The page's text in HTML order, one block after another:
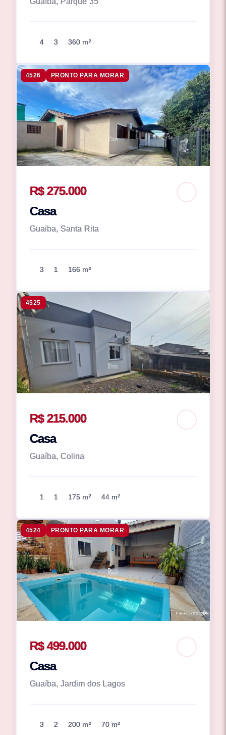
4 3 360 m²
4526 PRONTO PARA MORAR
R$ 275.000
Casa
Guaiba, Santa Rita
3 1 166 m²
4525
R$ 215.000
Casa
Guaíba, Colina
1 1 175 m² 44 m²
4524 PRONTO PARA MORAR
R$ 499.000
Casa
Guaíba, Jardim dos Lagos
3 2 200 m² 70 m²